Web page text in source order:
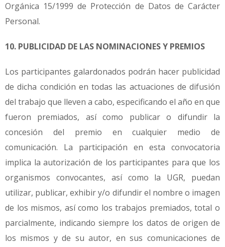
Orgánica 15/1999 de Protección de Datos de Carácter
Personal.
10. PUBLICIDAD DE LAS NOMINACIONES Y PREMIOS
Los participantes galardonados podrán hacer publicidad
de dicha condición en todas las actuaciones de difusión
del trabajo que lleven a cabo, especificando el año en que
fueron premiados, así como publicar o difundir la
concesión del premio en cualquier medio de
comunicación. La participación en esta convocatoria
implica la autorización de los participantes para que los
organismos convocantes, así como la UGR, puedan
utilizar, publicar, exhibir y/o difundir el nombre o imagen
de los mismos, así como los trabajos premiados, total o
parcialmente, indicando siempre los datos de origen de
los mismos y de su autor, en sus comunicaciones de